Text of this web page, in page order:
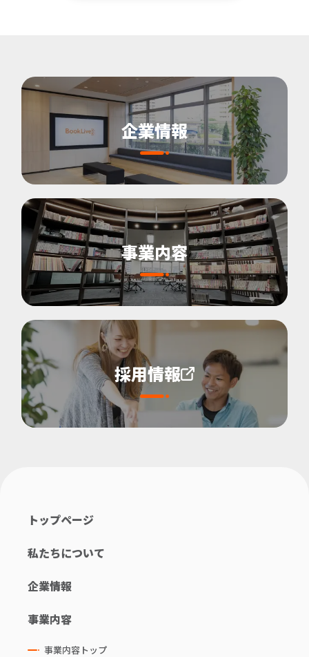
企業情報
事業内容
採用情報
トップページ
私たちについて
企業情報
事業内容
事業内容トップ